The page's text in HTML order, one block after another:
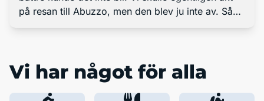
på resan till Abuzzo, men den blev ju inte av. Så
tack för tipset om denna resan.
Vi har något för alla